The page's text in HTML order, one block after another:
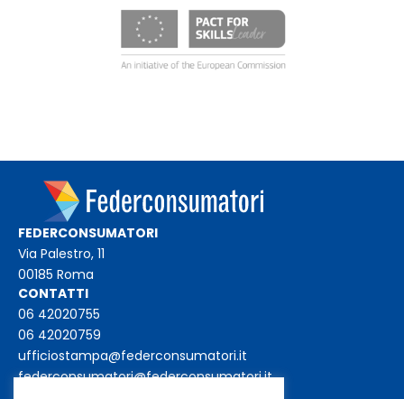
FEDERCONSUMATORI
Via Palestro, 11
00185 Roma
CONTATTI
06 42020755
06 42020759
ufficiostampa@federconsumatori.it
federconsumatori@federconsumatori.it